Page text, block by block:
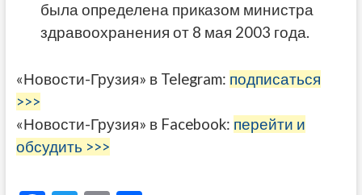
была определена приказом министра
здравоохранения от 8 мая 2003 года.
«Новости-Грузия» в Telegram: подписаться
>>>
«Новости-Грузия» в Facebook: перейти и
обсудить >>>